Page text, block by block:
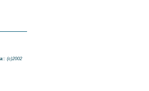
:: (c)2002